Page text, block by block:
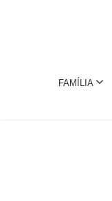
FAMÍLIA